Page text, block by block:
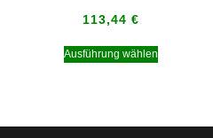
5.00
von 5
113,44 €
Ausführung wählen